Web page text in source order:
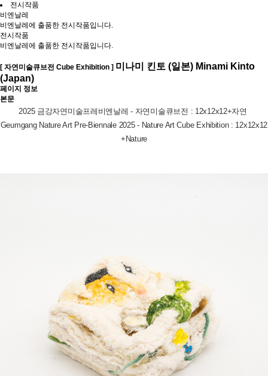
전시작품
비엔날레
비엔날레에 출품한 전시작품입니다.
전시작품
비엔날레에 출품한 전시작품입니다.
[ 자연미술큐브전 Cube Exhibition ] 미나미 킨토 (일본) Minami Kinto
(Japan)
페이지 정보
본문
2025 금강자연미술프레비엔날레 - 자연미술큐브전 : 12x12x12+자연
Geumgang Nature Art Pre-Biennale 2025 - Nature Art Cube Exhibition : 12x12x12
+Nature